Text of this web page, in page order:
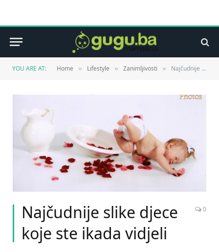
YOU ARE AT: Home » Lifestyle » Zanimljivosti » Najčudnije slike djece koje ste ikada vidjeli
Najčudnije slike djece
koje ste ikada vidjeli
0